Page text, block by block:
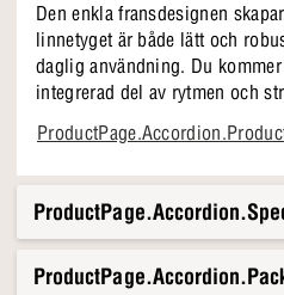
Den enkla fransdesignen
linnetyget är både lätt och
daglig användning. Du
integrerad del av rytmen och
Det speciella med Varnan
Cappuccinobrunt linne
Passar in i alla inredningar
Nordisk enkelhet
Förhöjer värmen utan att ta